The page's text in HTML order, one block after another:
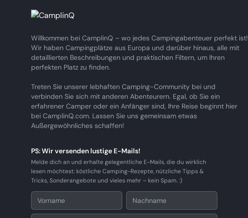
Willkommen bei CamplinQ – wo jedes Campingabenteuer perfekt ist!
Wir haben Campingplätze aus Europa und darüber hinaus, alle mit
detaillierten Beschreibungen und praktischen Filtern, um Ihren
perfekten Platz zu finden.
Treten Sie unserer lebhaften Camping-Community bei und
verbinden Sie sich mit anderen Abenteurern. Egal, ob Sie ein
erfahrener Camper oder ein Anfänger sind, Ihre Reise beginnt hier
bei CamplinQ.com. Lassen Sie uns gemeinsam etwas
Außergewöhnliches schaffen!
PS: Wir versenden lustige E-Mails!
Melde dich an und erhalte gelegentliche E-Mails, die du wirklich
lesen möchtest: köstliche Camping-Rezepte, nützliche Tipps &
Tricks, Sonderangebote und vieles mehr – kein Spam. :)